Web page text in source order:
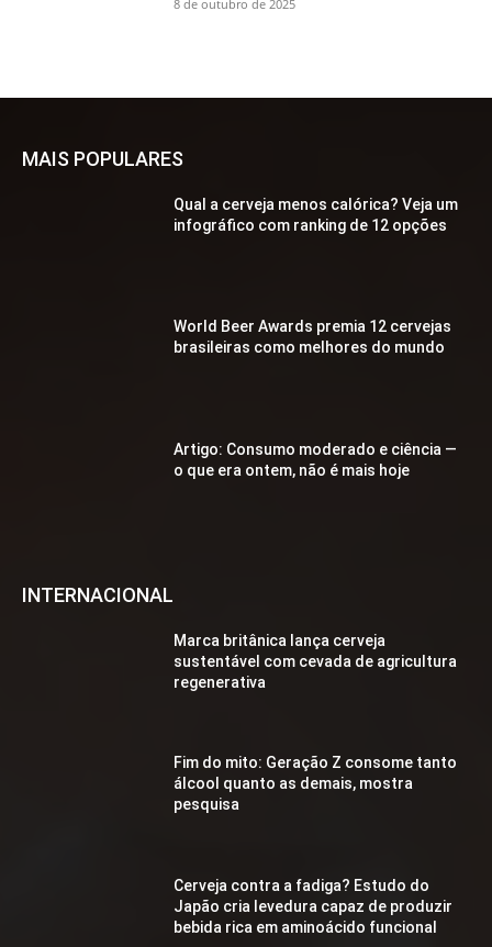
8 de outubro de 2025
MAIS POPULARES
Qual a cerveja menos calórica? Veja um
infográfico com ranking de 12 opções
World Beer Awards premia 12 cervejas
brasileiras como melhores do mundo
Artigo: Consumo moderado e ciência —
o que era ontem, não é mais hoje
INTERNACIONAL
Marca britânica lança cerveja
sustentável com cevada de agricultura
regenerativa
Fim do mito: Geração Z consome tanto
álcool quanto as demais, mostra
pesquisa
Cerveja contra a fadiga? Estudo do
Japão cria levedura capaz de produzir
bebida rica em aminoácido funcional